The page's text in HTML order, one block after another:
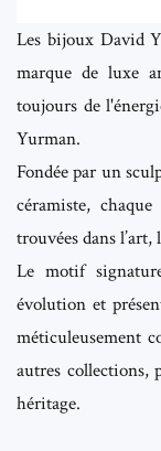
Les bijoux David
marque de luxe
toujours de
Yurman.
Fondée par un
céramiste,
trouvées dans
Le motif
évolution et
méticuleusement
autres collections,
héritage.